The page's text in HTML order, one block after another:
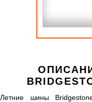
Летние шины